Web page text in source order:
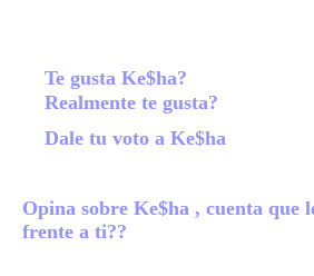
Te gusta Ke$ha?
Realmente te gusta?
Dale tu voto a Ke$ha
Opina sobre Ke$ha , cuenta que
frente a ti??